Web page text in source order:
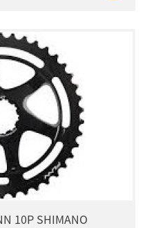
10P SHIMANO